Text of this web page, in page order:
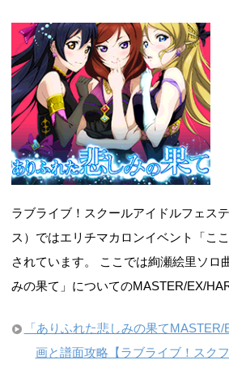
ラブライブ！スクールアイドルフェス
ス）ではエリチマカロンイベント「こ
されています。 ここでは絢瀬絵里ソロ
みの果て」についてのMASTER/EX/
「ありふれた悲しみの果て
画と譜面攻略【ラブライブ！スク